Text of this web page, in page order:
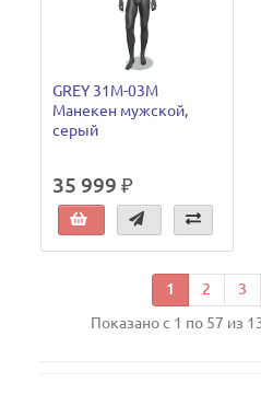
GREY 31M-03M
Манекен мужской,
серый
35 999 ₽
1 2 3
Показано с 1 по 57 из